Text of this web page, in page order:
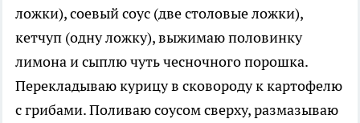
ложки), соевый соус (две столовые ложки),
кетчуп (одну ложку), выжимаю половинку
лимона и сыплю чуть чесночного порошка.
Перекладываю курицу в сковороду к картофелю
с грибами. Поливаю соусом сверху, размазываю